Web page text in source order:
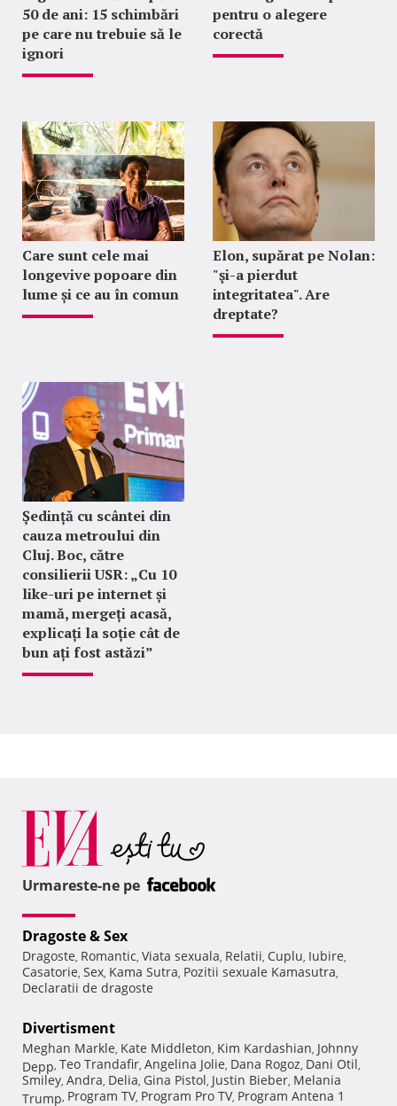
50 de ani: 15 schimbări
pe care nu trebuie să le
ignori
pentru o alegere
corectă
Care sunt cele mai
longevive popoare din
lume și ce au în comun
Elon, supărat pe Nolan:
"şi-a pierdut
integritatea". Are
dreptate?
Ședință cu scântei din
cauza metroului din
Cluj. Boc, către
consilierii USR: „Cu 10
like-uri pe internet și
mamă, mergeți acasă,
explicați la soție cât de
bun ați fost astăzi”
Urmareste-ne pe
Dragoste & Sex
Dragoste, Romantic, Viata sexuala, Relatii, Cuplu, Iubire,
Casatorie, Sex, Kama Sutra, Pozitii sexuale Kamasutra,
Declaratii de dragoste
Divertisment
Meghan Markle, Kate Middleton, Kim Kardashian, Johnny
Depp, Teo Trandafir, Angelina Jolie, Dana Rogoz, Dani Otil,
Smiley, Andra, Delia, Gina Pistol, Justin Bieber, Melania
Trump, Program TV, Program Pro TV, Program Antena 1